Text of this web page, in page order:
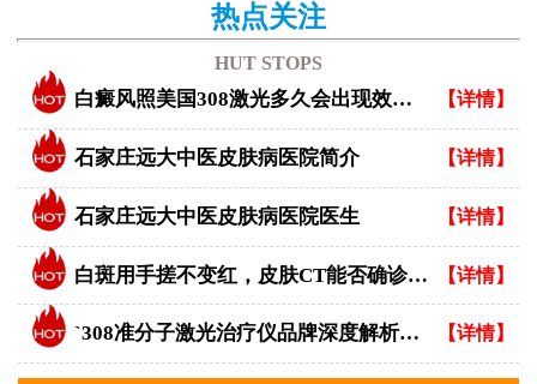
热点关注
HUT STOPS
白癜风照美国308激光多久会出现效果？ 【详情】
石家庄远大中医皮肤病医院简介 【详情】
石家庄远大中医皮肤病医院医生 【详情】
白斑用手搓不变红，皮肤CT能否确诊白癜风？ 【详情】
`308准分子激光治疗仪品牌深度解析：专业视角下的优选指南` 【详情】